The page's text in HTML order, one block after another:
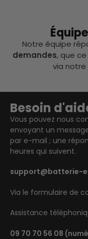
Notre équipe
demandes, que
via
Besoin
Vous pouvez nous
envoyant un
par e-mail ; une
heures qui suivent.
support@batterie-
Via le formulaire de
Assistance
09 70 70 56 08